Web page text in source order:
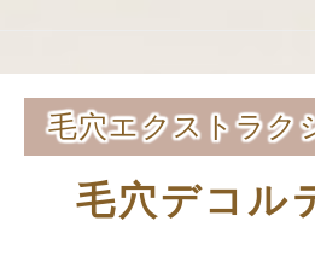
毛穴エクストラク
毛穴デコル